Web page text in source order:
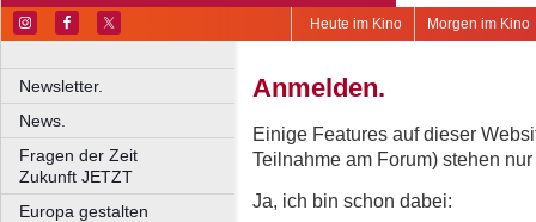
Morgen im Kino
Heute im Kino
Newsletter.
News.
Fragen der Zeit
Zukunft JETZT
Europa gestalten
Anmelden.
Einige Features auf dieser
Teilnahme am Forum) stehen
Ja, ich bin schon dabei: